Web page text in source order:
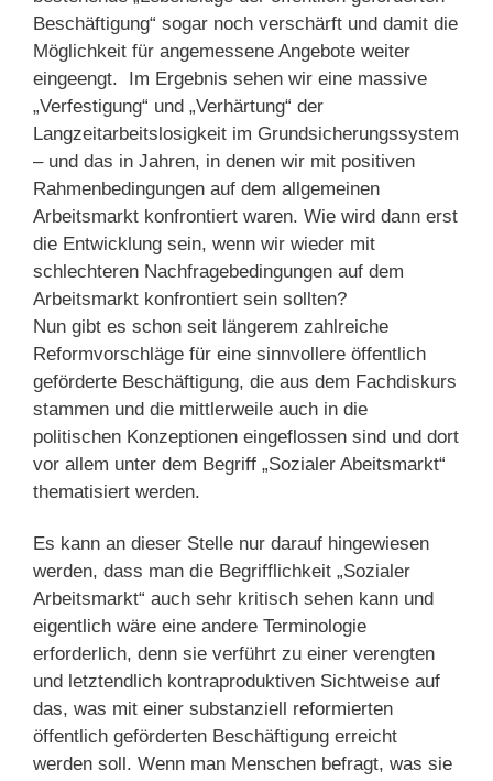
Beschäftigung“ sogar noch verschärft und damit die
Möglichkeit für angemessene Angebote weiter
eingeengt. Im Ergebnis sehen wir eine massive
„Verfestigung“ und „Verhärtung“ der
Langzeitarbeitslosigkeit im Grundsicherungssystem
– und das in Jahren, in denen wir mit positiven
Rahmenbedingungen auf dem allgemeinen
Arbeitsmarkt konfrontiert waren. Wie wird dann erst
die Entwicklung sein, wenn wir wieder mit
schlechteren Nachfragebedingungen auf dem
Arbeitsmarkt konfrontiert sein sollten?
Nun gibt es schon seit längerem zahlreiche
Reformvorschläge für eine sinnvollere öffentlich
geförderte Beschäftigung, die aus dem Fachdiskurs
stammen und die mittlerweile auch in die
politischen Konzeptionen eingeflossen sind und dort
vor allem unter dem Begriff „Sozialer Abeitsmarkt“
thematisiert werden.
Es kann an dieser Stelle nur darauf hingewiesen
werden, dass man die Begrifflichkeit „Sozialer
Arbeitsmarkt“ auch sehr kritisch sehen kann und
eigentlich wäre eine andere Terminologie
erforderlich, denn sie verführt zu einer verengten
und letztendlich kontraproduktiven Sichtweise auf
das, was mit einer substanziell reformierten
öffentlich geförderten Beschäftigung erreicht
werden soll. Wenn man Menschen befragt, was sie